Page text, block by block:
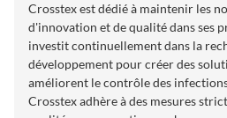
Crosstex est dédié à maintenir les
d'innovation et de qualité dans ses
investit continuellement dans la
développement pour créer des
améliorent le contrôle des
Crosstex adhère à des mesures